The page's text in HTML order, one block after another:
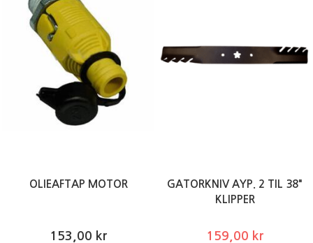
OLIEAFTAP MOTOR
153,00 kr
GATORKNIV AYP. 2 TIL 38"
KLIPPER
159,00 kr